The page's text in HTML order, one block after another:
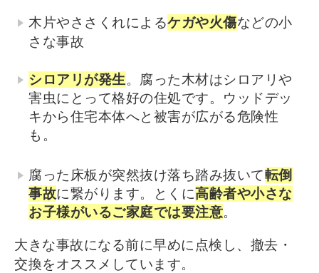
木片やささくれによるケガや火傷などの小
さな事故
シロアリが発生。腐った木材はシロアリや
害虫にとって格好の住処です。ウッドデッ
キから住宅本体へと被害が広がる危険性
も。
腐った床板が突然抜け落ち踏み抜いて転倒
事故に繋がります。とくに高齢者や小さな
お子様がいるご家庭では要注意。
大きな事故になる前に早めに点検し、撤去・
交換をオススメしています。